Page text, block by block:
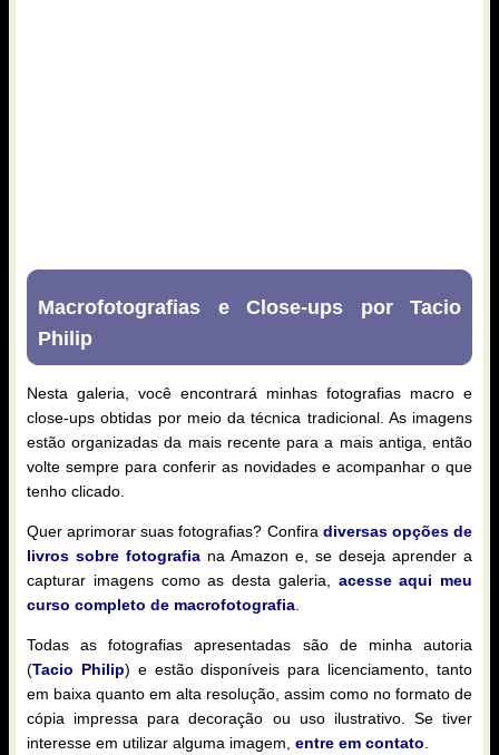
Macrofotografias e Close-ups por Tacio
Philip
Nesta galeria, você encontrará minhas fotografias macro e
close-ups obtidas por meio da técnica tradicional. As imagens
estão organizadas da mais recente para a mais antiga, então
volte sempre para conferir as novidades e acompanhar o que
tenho clicado.
Quer aprimorar suas fotografias? Confira diversas opções de
livros sobre fotografia na Amazon e, se deseja aprender a
capturar imagens como as desta galeria, acesse aqui meu
curso completo de macrofotografia
Todas as fotografias apresentadas são de minha autoria
(Tacio Philip) e estão disponíveis para licenciamento, tanto
em baixa quanto em alta resolução, assim como no formato de
cópia impressa para decoração ou uso ilustrativo. Se tiver
interesse em utilizar alguma imagem, entre em contato